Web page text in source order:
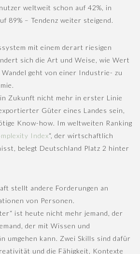
weltweit schon auf 42%, in
89% – Tendenz weiter steigend.
mit einem derart riesigen
sich die Art und Weise, wie Wert
geht von einer Industrie- zu
Zukunft nicht mehr in erster Linie
Güter eines Landes sein,
Know-how. Im weltweiten Ranking
Index“, der wirtschaftlich
belegt Deutschland Platz 2 hinter
stellt andere Forderungen an
von Personen.
ist heute nicht mehr jemand, der
der mit Wissen und
umgehen kann. Zwei Skills sind dafür
und die Fähigkeit, Kontexte